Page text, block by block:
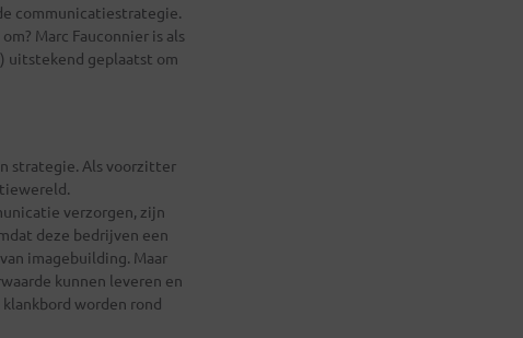
communicatiestrategie.
Marc Fauconnier is als
uitstekend geplaatst om
strategie. Als voorzitter
verzorgen, zijn
deze bedrijven een
imagebuilding. Maar
kunnen leveren en
worden rond